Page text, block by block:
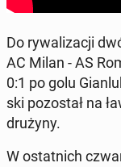
Do ry­wa­li­za­cji
AC Milan - AS
0:1 po golu
ski po­zo­stał na
drużyny.
W ostat­nich